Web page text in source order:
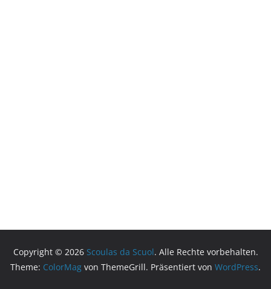
Copyright © 2026 Scoulas da Scuol. Alle Rechte vorbehalten.
Theme: ColorMag von ThemeGrill. Präsentiert von WordPress.